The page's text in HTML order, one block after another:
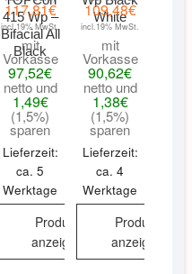
415 Wp –
Bifacial All
Black
117,81€
incl.19% MwSt.
mit
Vorkasse
97,52€
netto und
1,49€
(1,5%)
sparen
Lieferzeit:
ca. 5
Werktage
Produkt
anzeigen
White
109,48€
incl.19% MwSt.
mit
Vorkasse
90,62€
netto und
1,38€
(1,5%)
sparen
Lieferzeit:
ca. 4
Werktage
Produkt
anzeigen